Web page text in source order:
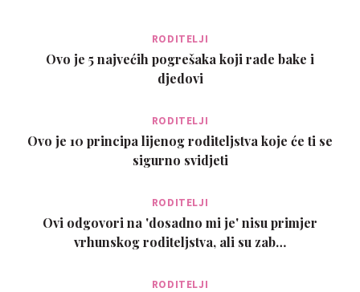
RODITELJI
Ovo je 5 najvećih pogrešaka koji rade bake i
djedovi
RODITELJI
Ovo je 10 principa lijenog roditeljstva koje će ti se
sigurno svidjeti
RODITELJI
Ovi odgovori na 'dosadno mi je' nisu primjer
vrhunskog roditeljstva, ali su zab…
RODITELJI